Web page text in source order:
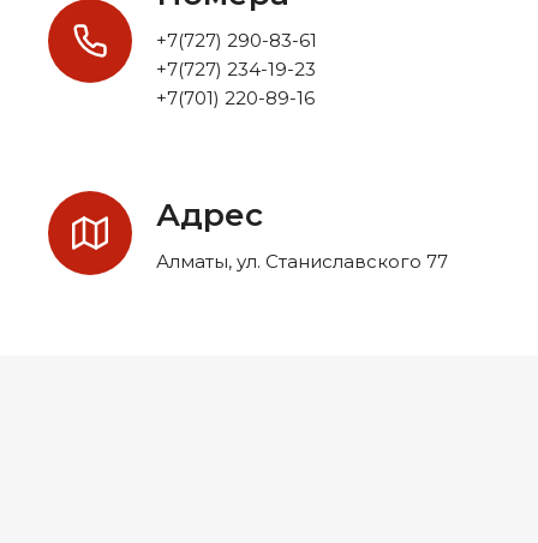
+7(727) 290-83-61
+7(727) 234-19-23
+7(701) 220-89-16
Адрес
Алматы, ул. Станиславского 77